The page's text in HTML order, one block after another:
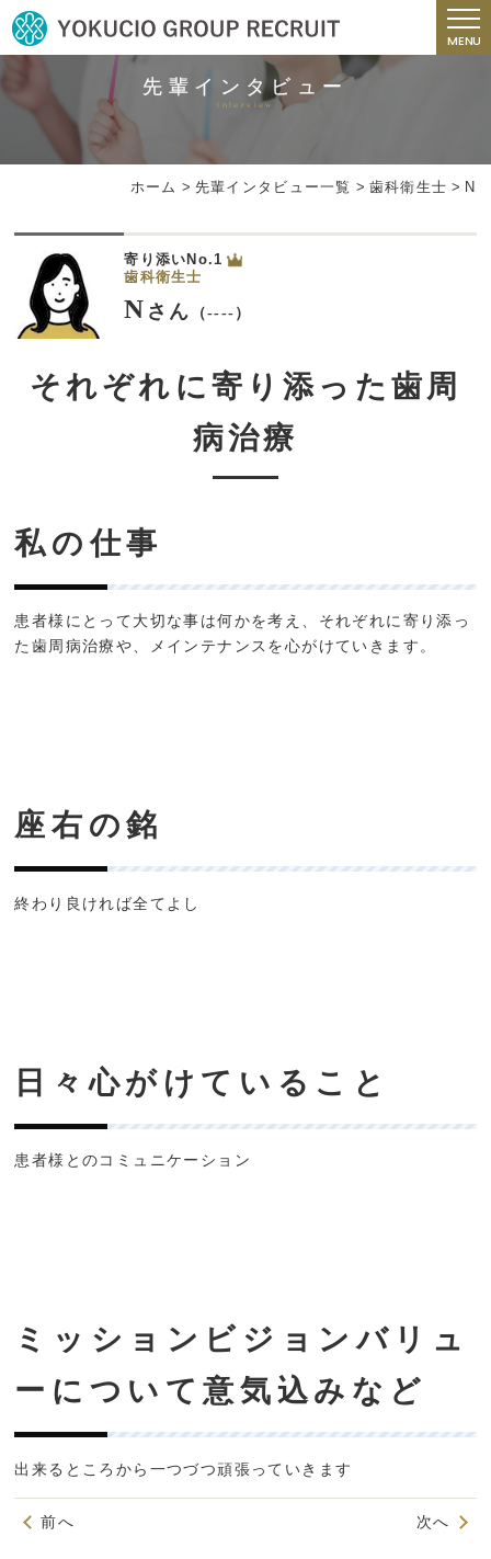
MENU
先輩インタビュー
interview
ホーム > 先輩インタビュー一覧 > 歯科衛生士 > N
寄り添いNo.1
歯科衛生士
N さん （----）
それぞれに寄り添った歯周
病治療
私の仕事
患者様にとって大切な事は何かを考え、それぞれに寄り添っ
た歯周病治療や、メインテナンスを心がけていきます。
座右の銘
終わり良ければ全てよし
日々心がけていること
患者様とのコミュニケーション
ミッションビジョンバリュ
ーについて意気込みなど
出来るところから一つづつ頑張っていきます
前へ 次へ